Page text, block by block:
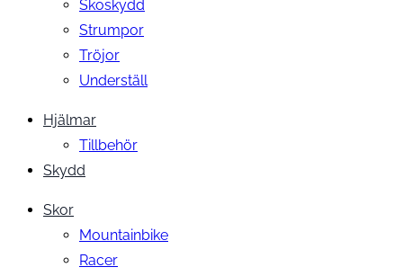
Skoskydd
Strumpor
Tröjor
Underställ
Hjälmar
Tillbehör
Skydd
Skor
Mountainbike
Racer